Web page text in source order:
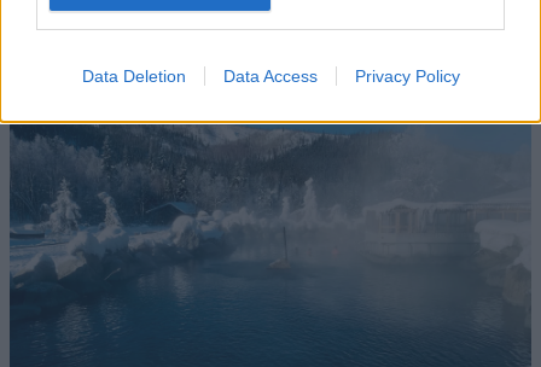
Data Deletion Data Access Privacy Policy
παράδεισο.
Chena Hot Springs, Αλάσκα